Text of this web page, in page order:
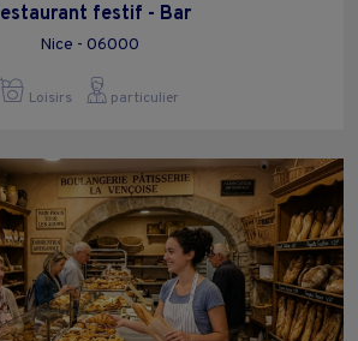
festif - Bar
Nice - 06000
Loisirs particulier